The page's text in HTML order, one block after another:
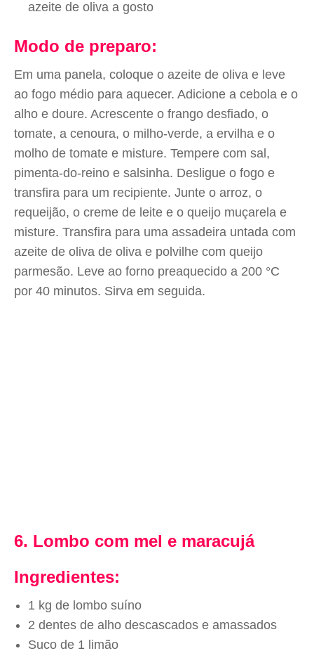
azeite de oliva a gosto
Modo de preparo:
Em uma panela, coloque o azeite de oliva e leve
ao fogo médio para aquecer. Adicione a cebola e o
alho e doure. Acrescente o frango desfiado, o
tomate, a cenoura, o milho-verde, a ervilha e o
molho de tomate e misture. Tempere com sal,
pimenta-do-reino e salsinha. Desligue o fogo e
transfira para um recipiente. Junte o arroz, o
requeijão, o creme de leite e o queijo muçarela e
misture. Transfira para uma assadeira untada com
azeite de oliva de oliva e polvilhe com queijo
parmesão. Leve ao forno preaquecido a 200 °C
por 40 minutos. Sirva em seguida.
6. Lombo com mel e maracujá
Ingredientes:
1 kg de lombo suíno
2 dentes de alho descascados e amassados
Suco de 1 limão